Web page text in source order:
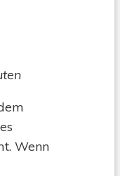
Wenn